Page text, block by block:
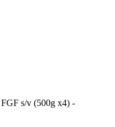
s/v (500g x4) -